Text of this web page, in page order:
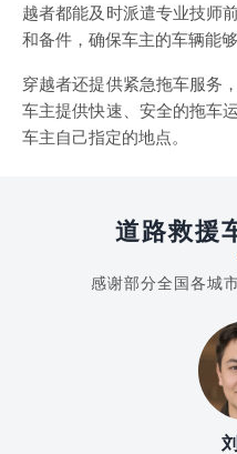
越者都能及时派遣专业技师
和备件，确保车主的车辆能
穿越者还提供紧急拖车服务
车主提供快速、安全的拖车
车主自己指定的地点。
道路救援
感谢部分全国各城